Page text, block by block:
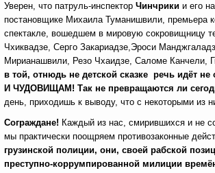
Уверен, что патруль-инспектор Чинчрики и его
постановщике Михаила Туманишвили, премьера
спектакле, вошедшем в мировую сокровищницу
Чхиквадзе, Серго Закариадзе,Эроси
Мирианашвили, Резо Чхаидзе, Саломе Канчели,
в той, отнюдь не детской сказке речь
И ЧУДОВИЩАМ! Так не превращаются ли
день, приходишь к выводу, что с некоторыми из
Сограждане! Каждый из нас, смирившихся и не
мы практически поощряем противозаконные
грузинской полиции, они, своей рабской
преступно-коррумпированной милиции